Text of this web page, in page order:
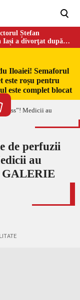
Ștefan
a divorţat după
Iloaiei! Semaforul
este roșu pentru
este complet blocat
de perfuzii
au
GALERIE